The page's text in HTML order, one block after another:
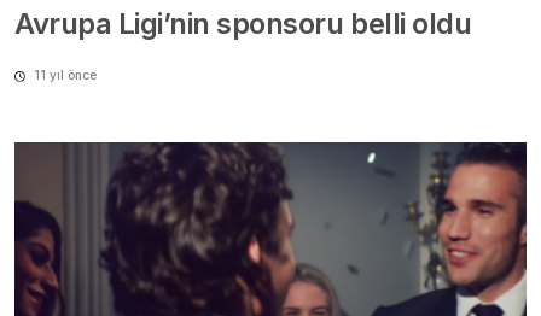
Avrupa Ligi’nin sponsoru belli oldu
11 yıl önce